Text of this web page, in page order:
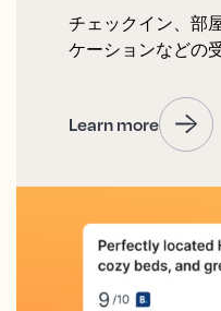
チェックイン、部
ケーションなどの
Learn more